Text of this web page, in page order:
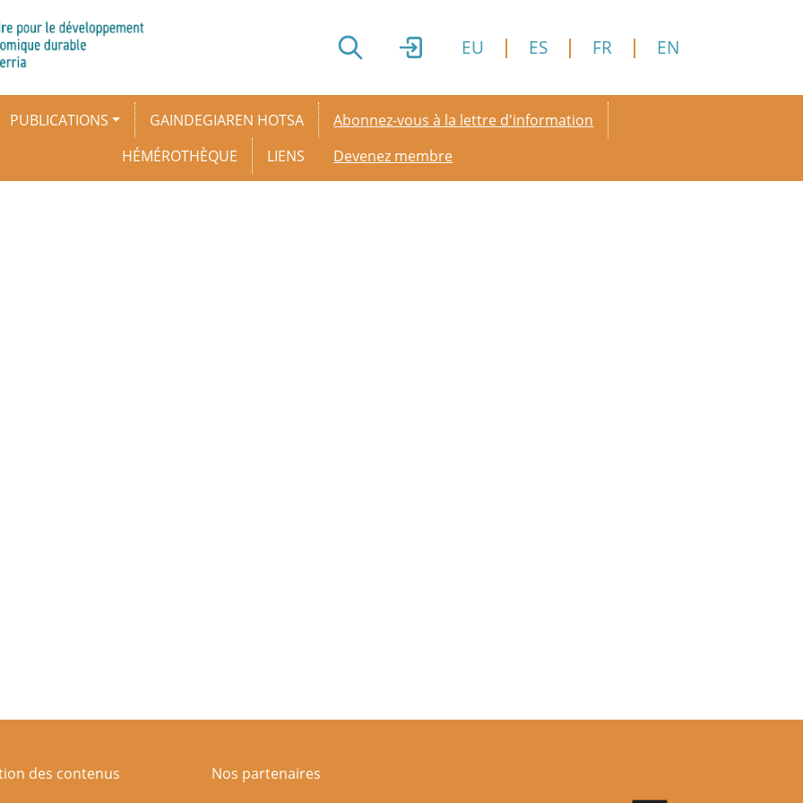
EU ES FR EN
PUBLICATIONS
GAINDEGIAREN HOTSA
HÉMÉROTHÈQUE
LIENS
Secondary menu
Abonnez-vous à la lettre d'information
Devenez membre
des contenus
Nos partenaires